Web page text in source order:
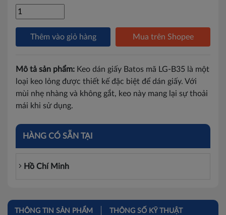
Thêm vào giỏ hàng Mua trên Shopee
Mô tả sản phẩm: Keo dán giấy Batos mã LG-B35 là một
loại keo lỏng được thiết kế đặc biệt để dán giấy. Với
mùi nhẹ nhàng và không gắt, keo này mang lại sự thoải
mái khi sử dụng.
HÀNG CÓ SẴN TẠI
Hồ Chí Minh
THÔNG TIN SẢN PHẨM THÔNG SỐ KỸ THUẬT